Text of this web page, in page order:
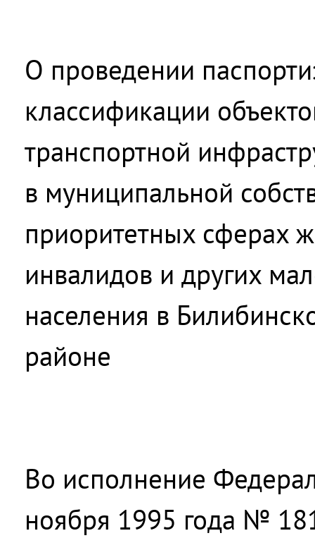
О проведении
классификации
транспортной
в муниципальной
приоритетных сферах
инвалидов и других
населения в
районе
Во исполнение
ноября 1995 года №